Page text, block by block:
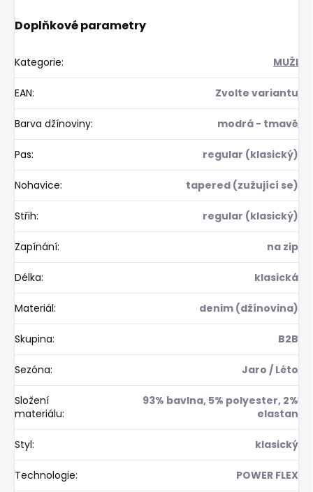
Doplňkové parametry
Kategorie: MUŽI
EAN: Zvolte variantu
Barva džínoviny: modrá - tmavě
Pas: regular (klasický)
Nohavice: tapered (zužující se)
Střih: regular (klasický)
Zapínání: na zip
Délka: klasická
Materiál: denim (džínovina)
Skupina: B2B
Sezóna: Jaro / Léto
Složení
materiálu:
93% bavlna, 5% polyester, 2%
elastan
Styl: klasický
Technologie: POWER FLEX